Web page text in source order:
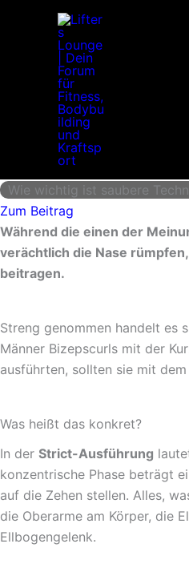
Wie wichtig ist saubere
Zum Beitrag
Während die einen der
verächtlich die Nase
beitragen.
Streng genommen handelt es
Männer Bizepscurls mit der
ausführten, sollten sie mit
Was heißt das konkret?
In der Strict-Ausführung
konzentrische Phase beträgt
auf die Zehen stellen. Alles,
die Oberarme am Körper, die
Ellbogengelenk.